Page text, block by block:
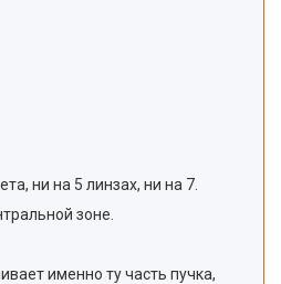
ни на 5 линзах, ни на 7.
зоне.
именно ту часть пучка,